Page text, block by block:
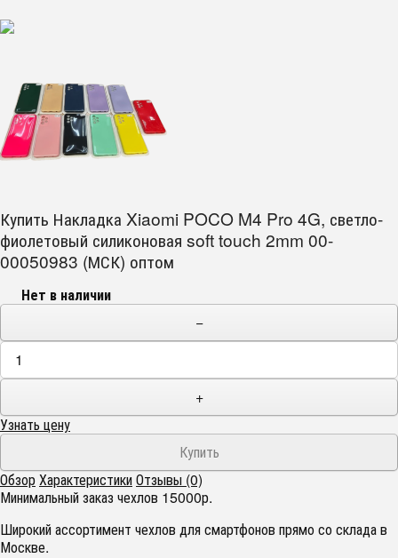
Купить Накладка Xiaomi POCO M4 Pro 4G, светло-
фиолетовый силиконовая soft touch 2mm 00-
00050983 (МСК) оптом
Нет в наличии
−
+
Узнать цену
ОбзорХарактеристикиОтзывы (0)
Минимальный заказ чехлов 15000р.
Широкий ассортимент чехлов для смартфонов прямо со склада в
Москве.